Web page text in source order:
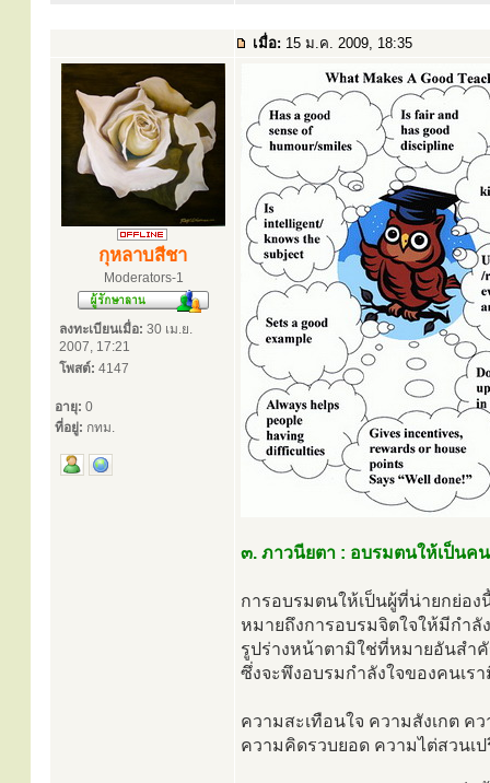
เมื่อ: 15 ม.ค. 2009, 18:35
กุหลาบสีชา
Moderators-1
ลงทะเบียนเมื่อ: 30 เม.ย.
2007, 17:21
โพสต์: 4147
อายุ: 0
ที่อยู่: กทม.
๓. ภาวนียตา : อบรมตนให้เป็นค
การอบรมตนให้เป็นผู้ที่น่ายกย่อง
หมายถึงการอบรมจิตใจให้มีกำลั
รูปร่างหน้าตามิใช่ที่หมายอันสำ
ซึ่งจะพึงอบรมกำลังใจของคนเร
ความสะเทือนใจ ความสังเกต ค
ความคิดรวบยอด ความไต่สวนเ